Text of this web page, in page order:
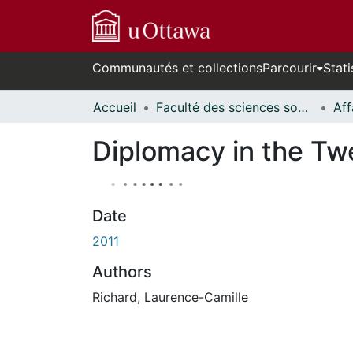
Communautés et collectionsParcourir
Accueil Faculté des sciences sociales // Faculty of Social Sciences
Diplomacy in the
Date
2011
Authors
Richard, Laurence-Camille